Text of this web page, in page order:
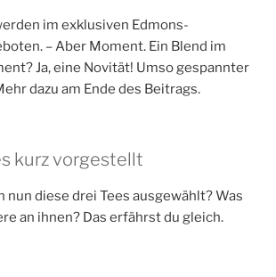
im exklusiven Edmons-
– Aber Moment. Ein Blend im
Ja, eine Novität! Umso gespannter
dazu am Ende des Beitrags.
kurz vorgestellt
nun diese drei Tees ausgewählt? Was
an ihnen? Das erfährst du gleich.